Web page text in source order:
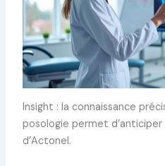
Insight : la connaissance
posologie permet
d’Actonel.